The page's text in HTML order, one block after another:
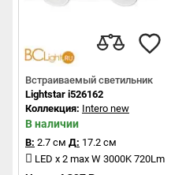
Встраиваемый светильник
Lightstar i526162
Коллекция: Intero new
В наличии
В: 2.7 см Д: 17.2 см
LED x 2 max W 3000K 720Lm